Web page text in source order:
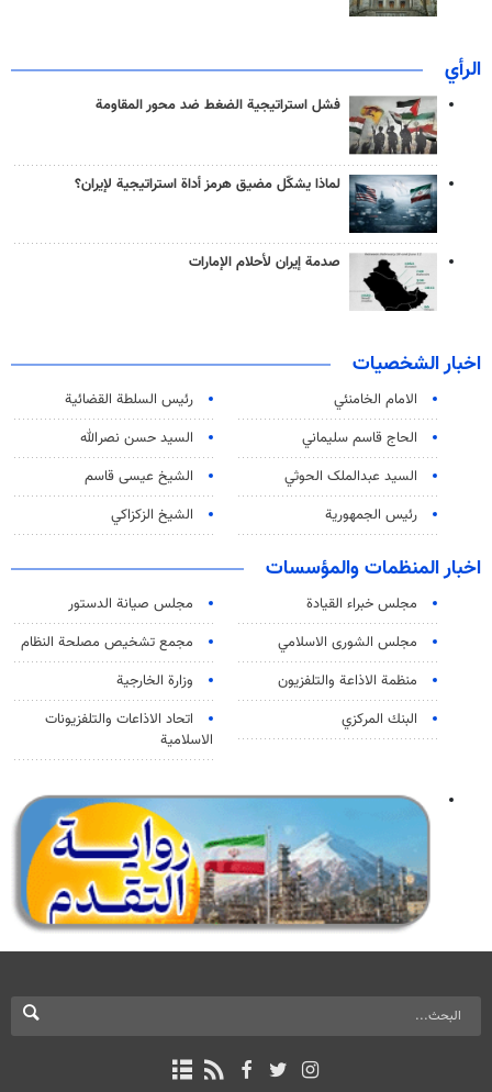
الرأي
فشل استراتيجية الضغط ضد محور المقاومة
لماذا يشكّل مضيق هرمز أداة استراتيجية لإيران؟
صدمة إيران لأحلام الإمارات
اخبار الشخصيات
الامام الخامنئي
رئیس السلطة القضائیة
الحاج قاسم سليماني
السيد حسن نصرالله
السید عبدالملک الحوثي
الشيخ عيسى قاسم
رئيس الجمهورية
الشيخ الزكزاكي
اخبار المنظمات والمؤسسات
مجلس خبراء القيادة
مجلس صيانة الدستور
مجلس الشورى الاسلامي
مجمع تشخيص مصلحة النظام
منظمة الاذاعة والتلفزیون
وزارة الخارجية
البنك المركزي
اتحاد الاذاعات والتلفزيونات
الاسلامية